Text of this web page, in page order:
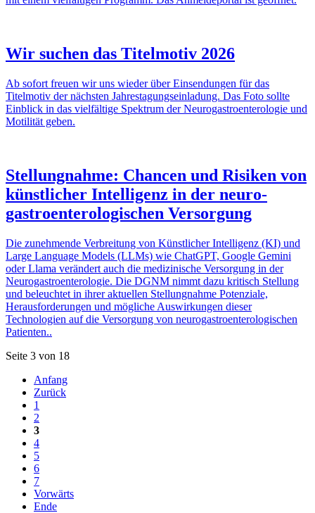
Wir suchen das Titelmotiv 2026
Ab sofort freuen wir uns wieder über Einsendungen für das
Titelmotiv der nächsten Jahrestagungseinladung. Das Foto sollte
Einblick in das vielfältige Spektrum der Neurogastroenterologie und
Motilität geben.
Stellungnahme: Chancen und Risiken von
künstlicher Intelligenz in der neuro­
gastro­enterologischen Versorgung
Die zunehmende Verbreitung von Künstlicher Intelligenz (KI) und
Large Language Models (LLMs) wie ChatGPT, Google Gemini
oder Llama verändert auch die medizinische Versorgung in der
Neurogastroenterologie. Die DGNM nimmt dazu kritisch Stellung
und beleuchtet in ihrer aktuellen Stellungnahme Potenziale,
Herausforderungen und mögliche Auswirkungen dieser
Technologien auf die Versorgung von neurogastroenterologischen
Patienten..
Seite 3 von 18
Anfang
Zurück
1
2
3
4
5
6
7
Vorwärts
Ende